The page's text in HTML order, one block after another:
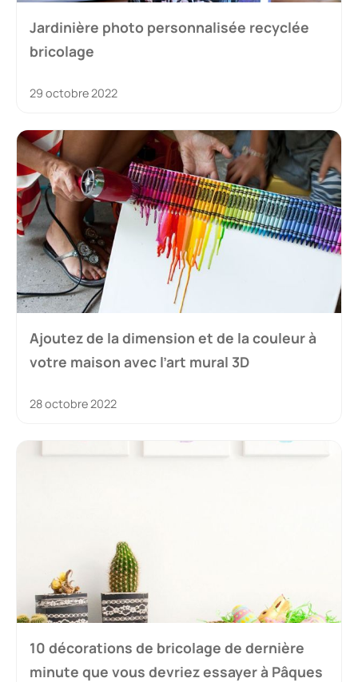
Jardinière photo personnalisée recyclée
bricolage
29 octobre 2022
Ajoutez de la dimension et de la couleur à
votre maison avec l’art mural 3D
28 octobre 2022
10 décorations de bricolage de dernière
minute que vous devriez essayer à Pâques